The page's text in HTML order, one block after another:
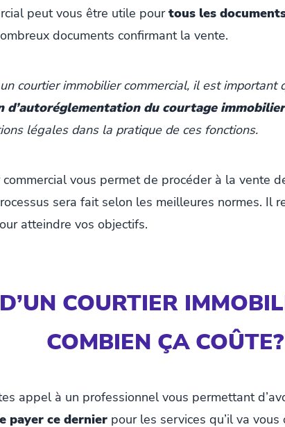
peut vous être utile pourtous les
documents confirmant la vente.
courtier immobilier commercial, il est important
d’autoréglementation du courtage
légales dans la pratique de ces fonctions.
commercial vous permet de procéder à la vente
sera fait selon les meilleures normes. Il
atteindre vos objectifs.
COURTIER
COMBIEN ÇA COÛTE?
appel à un professionnel vous permettant
payer ce dernier pour les services qu’il va